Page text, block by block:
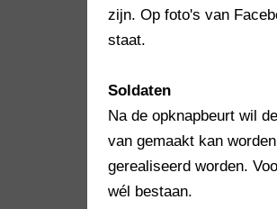
zijn. Op foto's van
staat.
Soldaten
Na de opknapbeurt wil
van gemaakt kan
gerealiseerd worden.
wél bestaan.